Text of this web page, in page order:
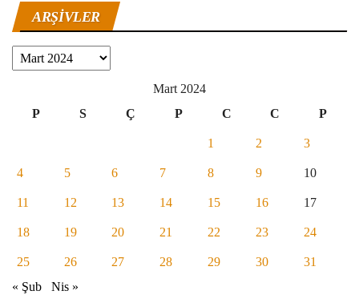
ARŞIVLER
Arşivler
Mart 2024
P
S Ç P C C P
1 2 3
4 5 6 7 8 9 10
11 12 13 14 15 16 17
18 19 20 21 22 23 24
25 26 27 28 29 30
31
« Şub
Nis »